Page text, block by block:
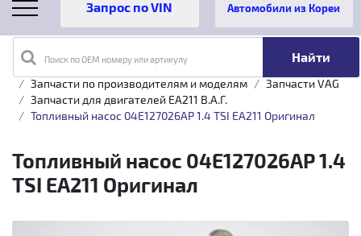
Поиск по OEM номеру или артикулу
Автомобили из Кореи
Главная
Каталог товаров
Запчасти по производителям и моделям
Запчасти VAG
Запчасти для двигателей EA211 B.A.Г.
Топливный насос 04E127026AP 1.4 TSI EA211 Оригинал
Топливный насос 04E127026AP 1.4
TSI EA211 Оригинал